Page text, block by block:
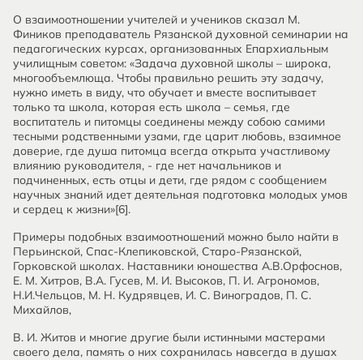
О взаимоотношении учителей и учеников сказал М.
Фиников преподаватель Рязанской духовной семинарии на
педагогических курсах, организованных Епархиальным
училищным советом: «Задача духовной школы – широка,
многообъемлюща. Чтобы правильно решить эту задачу,
нужно иметь в виду, что обучает и вместе воспитывает
только та школа, которая есть школа – семья, где
воспитатель и питомцы соединены между собою самими
тесными родственными узами, где царит любовь, взаимное
доверие, где душа питомца всегда открыта участливому
влиянию руководителя, - где нет начальников и
подчиненных, есть отцы и дети, где рядом с сообщением
научных знаний идет деятельная подготовка молодых умов
и сердец к жизни»[6].
Примеры подобных взаимоотношений можно было найти в
Перьинской, Спас-Клепиковской, Старо-Рязанской,
Горковской школах. Наставники юношества А.В.Орфоснов,
Е. М. Хитров, В.А. Гусев, М. И. Высоков, П. И. Агрономов,
Н.И.Чельцов, М. Н. Кудрявцев, И. С. Виноградов, П. С.
Михайлов,
В. И. Житов и многие другие были истинными мастерами
своего дела, память о них сохранилась навсегда в душах